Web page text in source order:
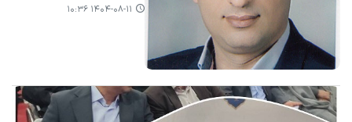
۱۴۰۴-۰۸-۱۱ ۱۰:۳۶